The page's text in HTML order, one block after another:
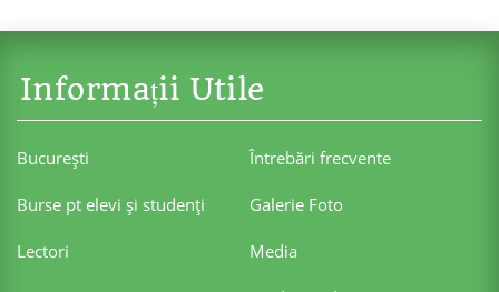
Informații Utile
Bucureşti Întrebări frecvente
Burse pt elevi şi studenţi Galerie Foto
Lectori Media